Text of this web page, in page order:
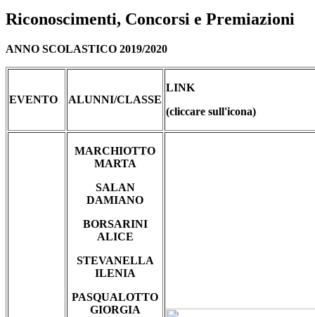
Riconoscimenti, Concorsi e Premiazioni
ANNO SCOLASTICO 2019/2020
EVENTO ALUNNI/CLASSE
LINK
(cliccare sull'icona)
MARCHIOTTO
MARTA
SALAN
DAMIANO
BORSARINI
ALICE
STEVANELLA
ILENIA
PASQUALOTTO
GIORGIA